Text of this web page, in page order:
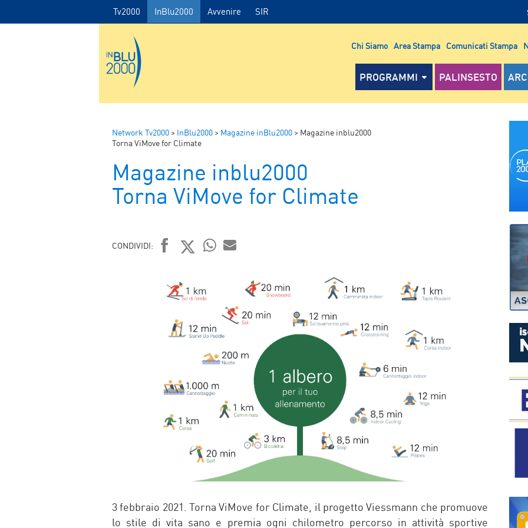
Tv2000 InBlu2000 Avvenire SIR
Chi Siamo Area Stampa Comunicati Stampa
PROGRAMMI PALINSESTO
Network Tv2000 > InBlu2000 > Magazine inBlu2000 > Magazine inblu2000
Torna ViMove for Climate
Magazine inblu2000
Torna ViMove for Climate
CONDIVIDI:
3 febbraio 2021. Torna ViMove for Climate, il progetto Viessmann che promuove
lo stile di vita sano e premia ogni chilometro percorso in attività sportive